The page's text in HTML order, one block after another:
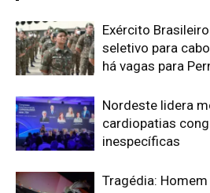
Exército
seletivo para
há vagas para
Nordeste lidera
cardiopatias
inespecíficas
Tragédia: